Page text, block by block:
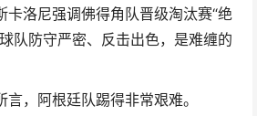
卡洛尼强调佛得角队晋级淘汰赛“绝
队防守严密、反击出色，是难缠的
言，阿根廷队踢得非常艰难。